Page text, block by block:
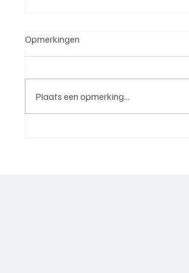
Opmerkingen
Plaats een opmerking...